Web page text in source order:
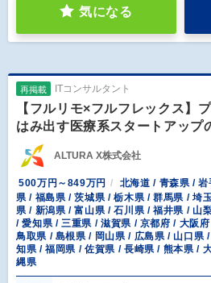
気になる
再掲載 ITコンサルタント
【フルリモ×フルフレックス】
はみ出す医療系スタートアップ
ALTURA X株式会社
500万円～849万円
北海道 / 青森県 /
県 / 福島県 / 茨城県 / 栃木県 / 群馬県 / 埼
県 / 新潟県 / 富山県 / 石川県 / 福井県 / 山
/ 愛知県 / 三重県 / 滋賀県 / 京都府 / 大阪
鳥取県 / 島根県 / 岡山県 / 広島県 / 山口県
知県 / 福岡県 / 佐賀県 / 長崎県 / 熊本県 /
縄県